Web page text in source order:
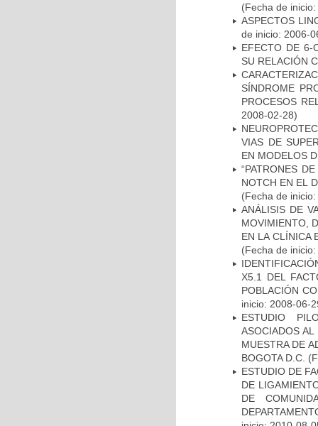
(Fecha de
ASPECTOS
de inicio: 2006-
EFECTO DE 6-
SU RELACIÓN
SÍNDROME
PROCESOS
2008-02-28)
VIAS DE
EN MODELOS
“PATRONES
NOTCH EN EL
(Fecha de
ANÁLISIS DE
MOVIMIENTO,
EN LA CLÍNICA
(Fecha de
X5.1 DEL
POBLACIÓN
inicio: 2008-06-
ESTUDIO
ASOCIADOS
MUESTRA DE
BOGOTA D.C.
ESTUDIO DE
DE
DE